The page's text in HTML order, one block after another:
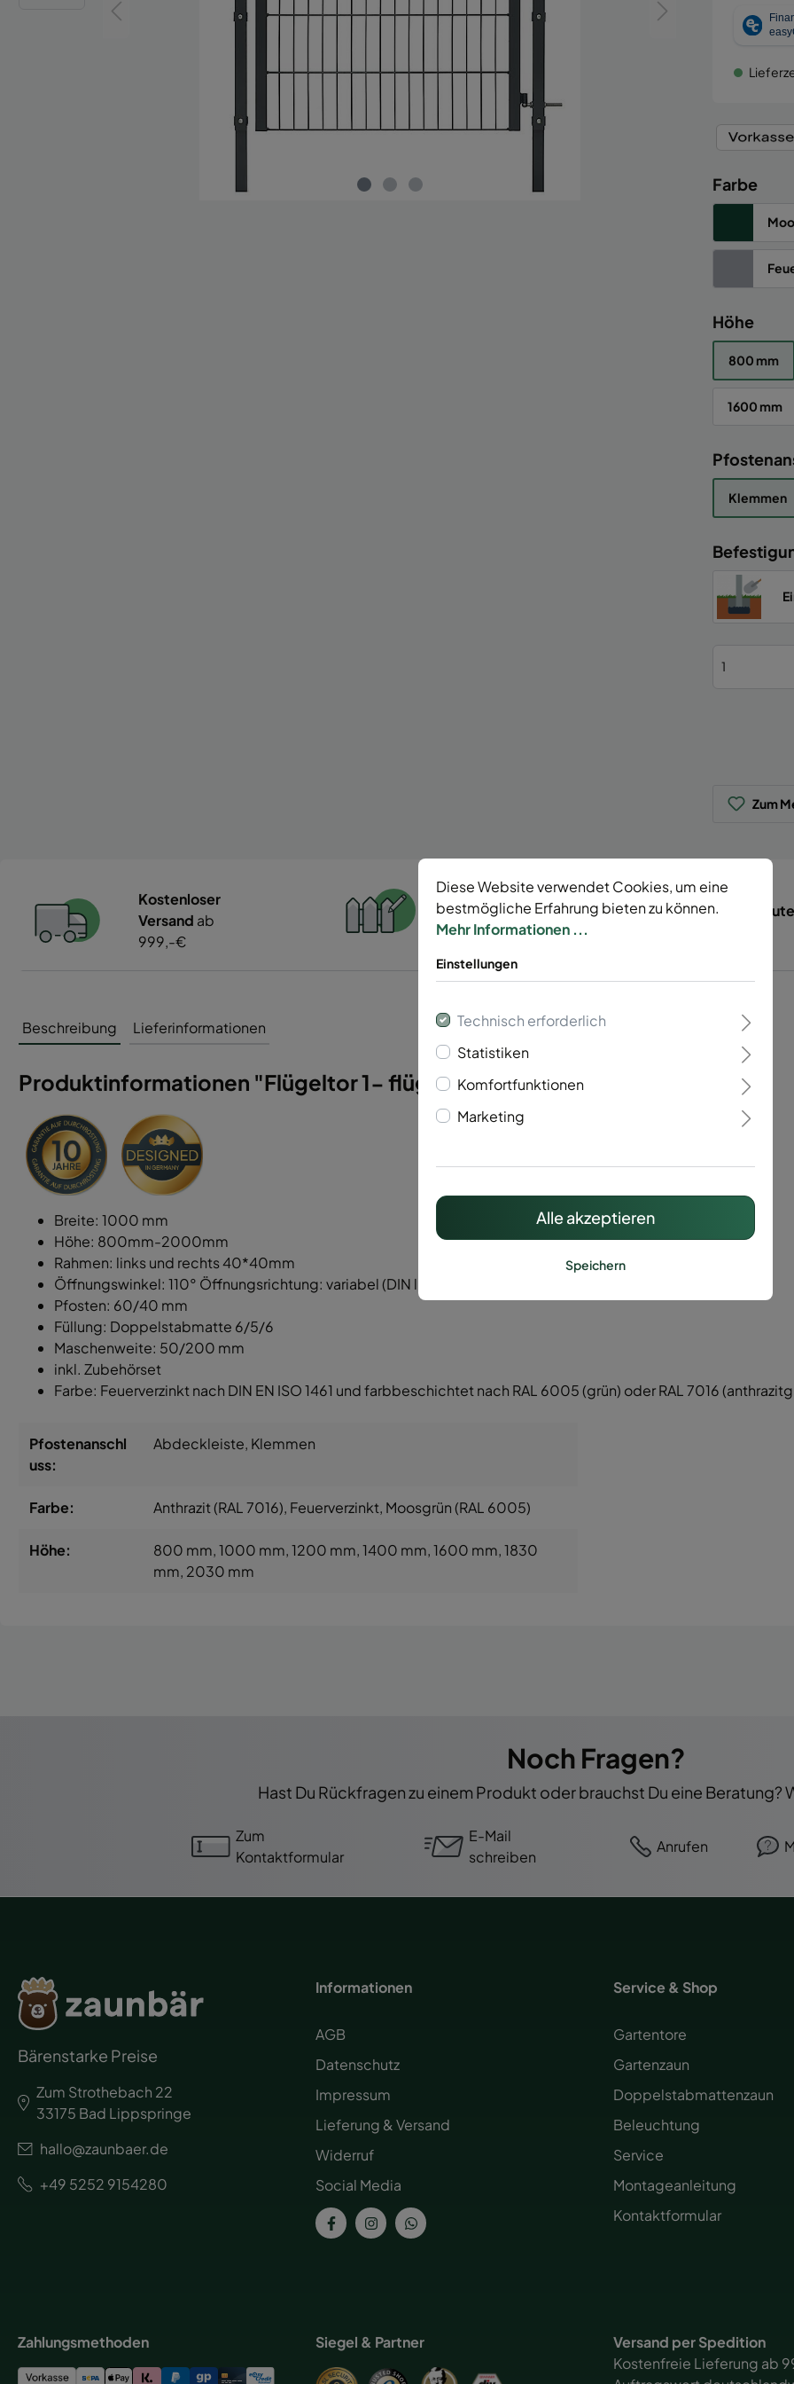
Zaun-Zubehör
Farbe
Höhe
800 mm
1600 mm
Klemmen
Zum
Kostenloser
Versand ab
999,-€
55 Jahre Erfahrung Tierisch
Beschreibung Lieferinformationen
Produktinformationen "Flügeltor 1- flügelig Vario 40 light"
Breite: 1000 mm
Höhe: 800mm-2000mm
Rahmen: links und rechts 40*40mm
Öffnungswinkel: 110° Öffnungsrichtung: variabel (DIN li/re.)
Pfosten: 60/40 mm
Füllung: Doppelstabmatte 6/5/6
Maschenweite: 50/200 mm
inkl. Zubehörset
Farbe: Feuerverzinkt nach DIN EN ISO 1461 und farbbeschichtet nach RAL 6005 (grün) oder RAL 7016
Pfostenanschl
uss:
Abdeckleiste, Klemmen
Farbe: Anthrazit (RAL 7016), Feuerverzinkt, Moosgrün (RAL 6005)
Höhe: 800 mm, 1000 mm, 1200 mm, 1400 mm, 1600 mm, 1830
mm, 2030 mm
Noch Fragen?
Hast Du Rückfragen zu einem Produkt oder brauchst Du eine Beratung?
Zum
Kontaktformular
E-Mail
schreiben
Anrufen
Bärenstarke Preise
Zum Strothebach 22
33175 Bad Lippspringe
hallo@zaunbaer.de
+49 5252 9154280
Informationen
AGB
Datenschutz
Impressum
Lieferung & Versand
Widerruf
Social Media
Service & Shop
Gartentore
Gartenzaun
Doppelstabmattenzaun
Beleuchtung
Service
Montageanleitung
Kontaktformular
Zahlungsmethoden Siegel & Partner
Versand per Spedition
Kostenfreie Lieferung ab
Diese Website verwendet Cookies, um eine
bestmögliche Erfahrung bieten zu können.
Mehr Informationen ...
Einstellungen
Technisch erforderlich
Statistiken
Komfortfunktionen
Marketing
Alle akzeptieren
Speichern